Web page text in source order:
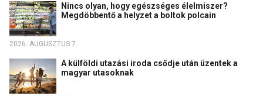
Nincs olyan, hogy egészséges élelmiszer?
Megdöbbentő a helyzet a boltok polcain
2026. AUGUSZTUS 7.
A külföldi utazási iroda csődje után üzentek a
magyar utasoknak